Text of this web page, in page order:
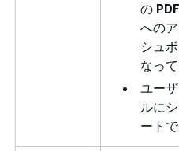
の
への
シュ
なっ
ユー
ルに
ート